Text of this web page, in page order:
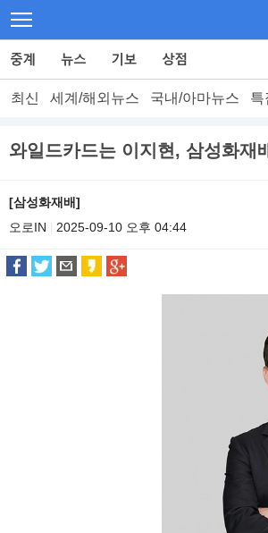
최신 세계/해외뉴스 국내/아마뉴스 특
와일드카드는 이지현, 삼성화재
[삼성화재배]
오로IN
2025-09-10 오후 04:44